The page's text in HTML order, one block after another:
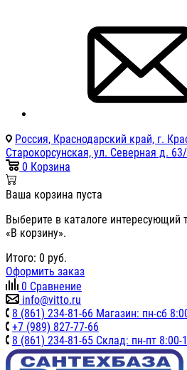
Россия, Краснодарский край, г.
Старокорсунская, ул. Северная д.
0 Корзина
Ваша корзина пуста
Выберите в каталоге интересующий
«В корзину».
Итого: 0 руб.
Оформить заказ
0 Сравнение
info@vitto.ru
8 (861) 234-81-66 Магазин: пн-сб
+7 (989) 827-77-66
8 (861) 234-81-65 Склад: пн-пт 8:00-